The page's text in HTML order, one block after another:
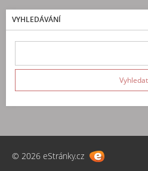
VYHLEDÁVÁNÍ
© 2026 eStránky.cz